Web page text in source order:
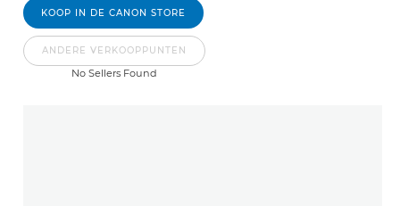
KOOP IN DE CANON STORE
ANDERE VERKOOPPUNTEN
No Sellers Found